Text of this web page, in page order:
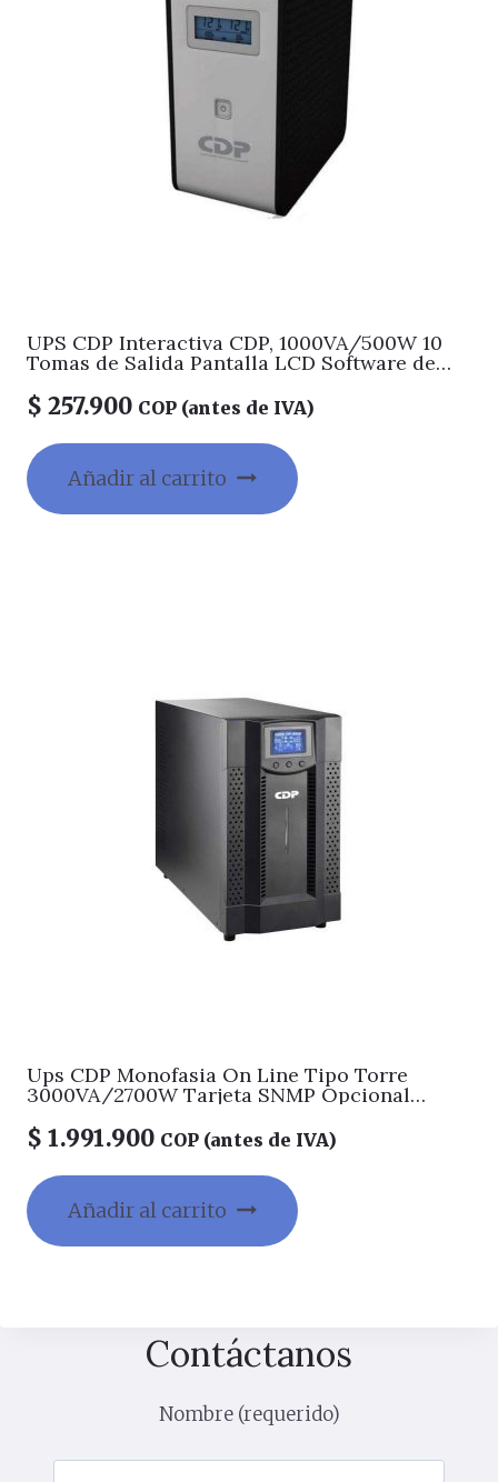
UPS CDP Interactiva CDP, 1000VA/500W 10
Tomas de Salida Pantalla LCD Software de
$ 257.900 COP (antes de IVA)
Añadir al carrito
Ups CDP Monofasia On Line Tipo Torre
3000VA/2700W Tarjeta SNMP Opcional
$ 1.991.900 COP (antes de IVA)
Añadir al carrito
Contáctanos
Nombre (requerido)